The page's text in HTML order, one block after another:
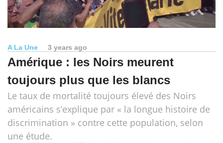
A La Une 3 years ago
Amérique : les Noirs meurent
toujours plus que les blancs
Le taux de mortalité toujours élevé des Noirs
américains s’explique par « la longue histoire de
discrimination » contre cette population, selon
une étude.